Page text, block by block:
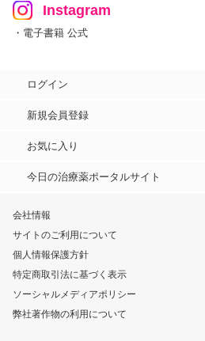
Instagram
・電子書籍 公式
ログイン
新規会員登録
お気に入り
今日の治療薬ポータルサイト
会社情報
サイトのご利用について
個人情報保護方針
特定商取引法に基づく表示
ソーシャルメディアポリシー
弊社著作物の利用について